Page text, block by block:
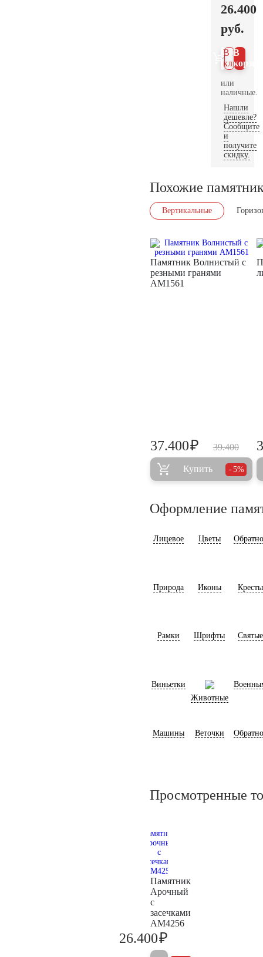
26.400
руб.
В
В 1
клик
или
наличные.
Нашли
дешевле?
Сообщите
и
получите
скидку.
Похожие
Вертикальные
Памятник Волнистый с
резными гранями
AM1561
39.400
37.400₽
Купить 5%
Оформление
Лицевое Цветы
Природа Иконы Кресты
Рамки Шрифты Святые
Виньетки
Животные
Машины Веточки
Просмотренные
Памятник
Арочный
с
засечками
AM4256
26.400₽